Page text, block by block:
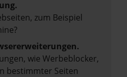
zum Beispiel
wie Werbeblocker,
bestimmter Seiten